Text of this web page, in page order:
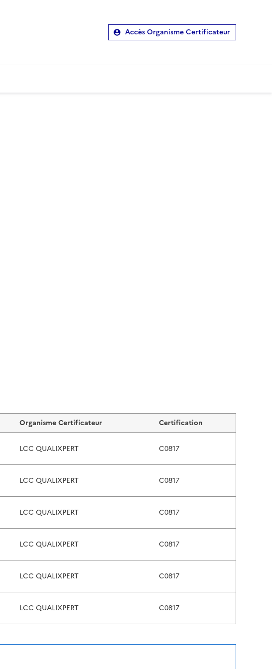
Accès Organisme Certificateur
Organisme Certificateur Certification
LCC QUALIXPERT C0817
LCC QUALIXPERT C0817
LCC QUALIXPERT C0817
LCC QUALIXPERT C0817
LCC QUALIXPERT C0817
LCC QUALIXPERT C0817